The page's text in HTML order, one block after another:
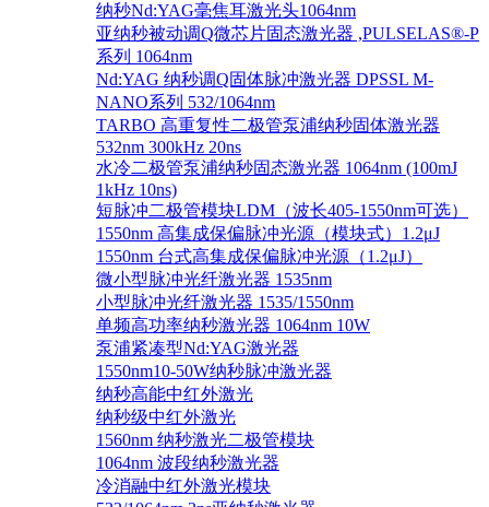
纳秒Nd:YAG毫焦耳激光头1064nm
亚纳秒被动调Q微芯片固态激光器 ,PULSELAS®-P
系列 1064nm
Nd:YAG 纳秒调Q固体脉冲激光器 DPSSL M-
NANO系列 532/1064nm
TARBO 高重复性二极管泵浦纳秒固体激光器
532nm 300kHz 20ns
水冷二极管泵浦纳秒固态激光器 1064nm (100mJ
1kHz 10ns)
短脉冲二极管模块LDM（波长405-1550nm可选）
1550nm 高集成保偏脉冲光源（模块式）1.2μJ
1550nm 台式高集成保偏脉冲光源（1.2μJ）
微小型脉冲光纤激光器 1535nm
小型脉冲光纤激光器 1535/1550nm
单频高功率纳秒激光器 1064nm 10W
泵浦紧凑型Nd:YAG激光器
1550nm10-50W纳秒脉冲激光器
纳秒高能中红外激光
纳秒级中红外激光
1560nm 纳秒激光二极管模块
1064nm 波段纳秒激光器
冷消融中红外激光模块